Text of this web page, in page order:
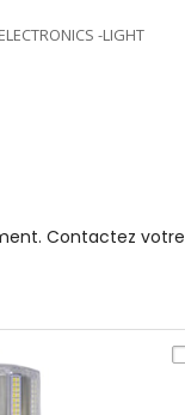
-LIGHT
Contactez votre